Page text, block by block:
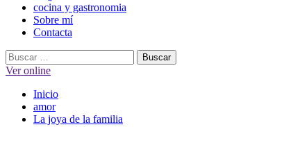
cocina y gastronomia
Sobre mí
Contacta
Buscar:
Ver online
Inicio
amor
La joya de la familia